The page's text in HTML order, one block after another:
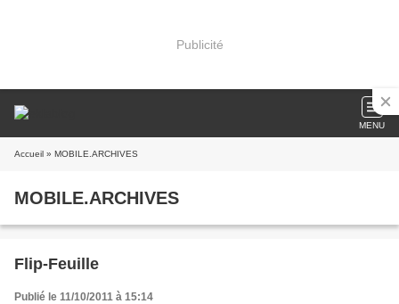
Publicité
MENU
Accueil » MOBILE.ARCHIVES
MOBILE.ARCHIVES
Flip-Feuille
Publié le 11/10/2011 à 15:14